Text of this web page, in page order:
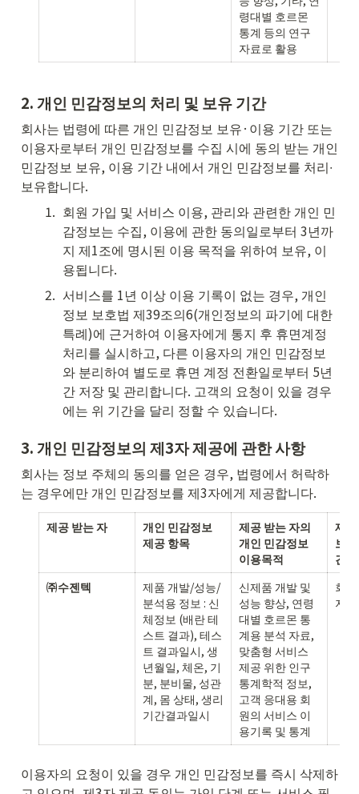
령대별 호르몬
통계 등의 연구
자료로 활용
2. 개인 민감정보의 처리 및 보유 기간
회사는 법령에 따른 개인 민감정보 보유·이용 기간 또는
이용자로부터 개인 민감정보를 수집 시에 동의 받는 개인
민감정보 보유, 이용 기간 내에서 개인 민감정보를 처리∙
보유합니다.
1. 회원 가입 및 서비스 이용, 관리와 관련한 개인 민
감정보는 수집, 이용에 관한 동의일로부터 3년까
지 제1조에 명시된 이용 목적을 위하여 보유, 이
용됩니다.
2. 서비스를 1년 이상 이용 기록이 없는 경우, 개인
정보 보호법 제39조의6(개인정보의 파기에 대한
특례)에 근거하여 이용자에게 통지 후 휴면계정
처리를 실시하고, 다른 이용자의 개인 민감정보
와 분리하여 별도로 휴면 계정 전환일로부터 5년
간 저장 및 관리합니다. 고객의 요청이 있을 경우
에는 위 기간을 달리 정할 수 있습니다.
3. 개인 민감정보의 제3자 제공에 관한 사항
회사는 정보 주체의 동의를 얻은 경우, 법령에서 허락하
는 경우에만 개인 민감정보를 제3자에게 제공합니다.
제공 받는 자
개인 민감정보
제공 항목
제공 받는 자의
개인 민감정보
이용목적
제
보
간
㈜수젠텍
제품 개발/성능/
분석용 정보 : 신
체정보 (배란 테
스트 결과), 테스
트 결과일시, 생
년월일, 체온, 기
분, 분비물, 성관
계, 몸 상태, 생리
기간결과일시
신제품 개발 및
성능 향상, 연령
대별 호르몬 통
계용 분석 자료,
맞춤형 서비스
제공 위한 인구
통계학적 정보,
고객 응대용 회
원의 서비스 이
용기록 및 통계
회
지
이용자의 요청이 있을 경우 개인 민감정보를 즉시 삭제하